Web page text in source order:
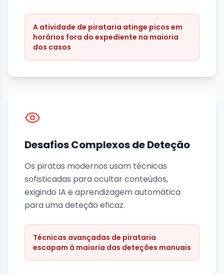
A atividade de pirataria atinge picos em
horários fora do expediente na maioria
dos casos
Desafios Complexos de Deteção
Os piratas modernos usam técnicas
sofisticadas para ocultar conteúdos,
exigindo IA e aprendizagem automática
para uma deteção eficaz.
Técnicas avançadas de pirataria
escapam à maioria das deteções manuais